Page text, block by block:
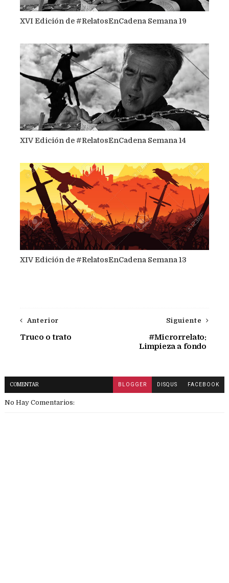
XVI Edición de #RelatosEnCadena Semana 19
XIV Edición de #RelatosEnCadena Semana 14
XIV Edición de #RelatosEnCadena Semana 13
Siguiente
#Microrrelato:
Limpieza a fondo
Anterior
Truco o trato
COMENTAR BLOGGER DISQUS FACEBOOK
No Hay Comentarios: